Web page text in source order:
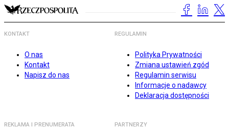
KONTAKT
O nas
Kontakt
Napisz do nas
REGULAMIN
Polityka Prywatności
Zmiana ustawień zgód
Regulamin serwisu
Informacje o nadawcy
Deklaracja dostępności
REKLAMA I PRENUMERATA PARTNERZY